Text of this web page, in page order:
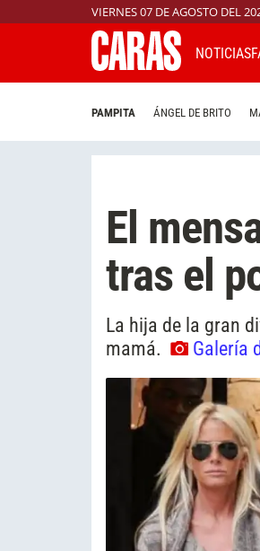
VIERNES 07 DE AGOSTO DEL
NOTICIAS
PAMPITA ÁNGEL DE BRITO
El
tras el
La hija de la gran
mamá.
Galería